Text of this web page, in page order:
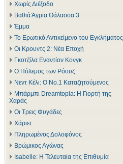
Χωρίς Διέξοδο
Βαθιά Άγρια Θάλασσα 3
Έμμα
Το Ερωτικό Αντικείμενο του Εγκλήματος
Οι Κρουντς 2: Νέα Εποχή
Γκοτζίλα Εναντίον Κονγκ
Ο Πόλεμος των Ρόουζ
Νεντ Κέλι: Ο Νο.1 Καταζητούμενος
Μπάρμπι Dreamtopia: Η Γιορτή της
Χαράς
Οι Τρεις Φυγάδες
Χάριετ
Πληρωμένος Δολοφόνος
Βρώμικος Αγώνας
Isabelle: Η Τελευταία της Επιθυμία